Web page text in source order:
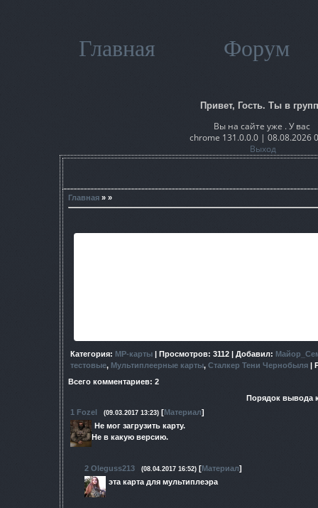
Главная Форум
Привет, Гость. Ты в
Вы на сайте уже . У вас
chrome 131.0.0.0 | 08.08.2026
Выход
Главная » »
Категория: МР-карты | Просмотров: 3112 | Добавил:
тестовые, Мультиплеерные карты, Сталкер Тени Чернобыля |
Всего комментариев: 2
Порядок вывода
1 Fozel (09.03.2017 13:23) [Материал]
Не мог загрузить карту.
Не в какую версию.
2 Oleguss213 (08.04.2017 16:52) [Материал]
эта карта для мультиплеэра